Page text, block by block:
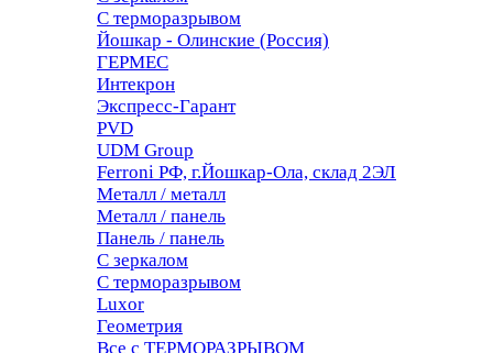
С терморазрывом
Йошкар - Олинские (Россия)
ГЕРМЕС
Интекрон
Экспресс-Гарант
PVD
UDM Group
Ferroni РФ, г.Йошкар-Ола, склад 2ЭЛ
Металл / металл
Металл / панель
Панель / панель
С зеркалом
С терморазрывом
Luxor
Геометрия
Все с ТЕРМОРАЗРЫВОМ